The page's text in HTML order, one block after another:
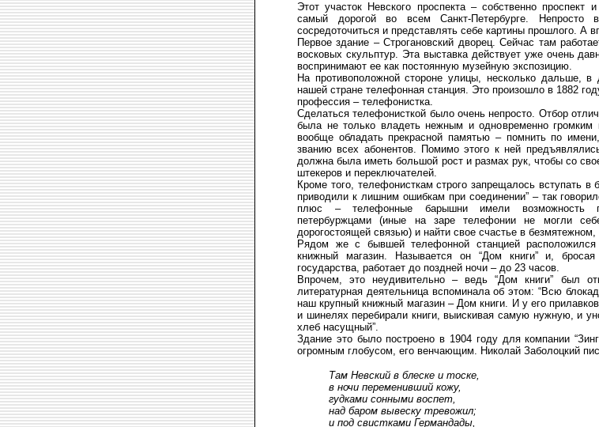
Этот участок Невского проспекта – собственно
самый дорогой во всем Санкт-Петербурге.
сосредоточиться и представлять себе картины прошлого. А
Первое здание – Строгановский дворец. Сейчас там
восковых скульптур. Эта выставка действует уже очень
воспринимают ее как постоянную музейную экспозицию.
На противоположной стороне улицы, несколько
нашей стране телефонная станция. Это произошло в 1882
профессия – телефонистка.
Сделаться телефонисткой было очень непросто. Отбор
была не только владеть нежным и одновременно громким
вообще обладать прекрасной памятью – помнить по
званию всех абонентов. Помимо этого к ней
должна была иметь большой рост и размах рук, чтобы со
штекеров и переключателей.
Кроме того, телефонисткам строго запрещалось вступать
приводили к лишним ошибкам при соединении” – так
плюс – телефонные барышни имели возможность
петербуржцами (иные на заре телефонии не могли
дорогостоящей связью) и найти свое счастье в
Рядом же с бывшей телефонной станцией расположился
книжный магазин. Называется он “Дом книги” и,
государства, работает до поздней ночи – до 23 часов.
Впрочем, это неудивительно – ведь “Дом книги” был
литературная деятельница вспоминала об этом: “Всю
наш крупный книжный магазин – Дом книги. И у его
и шинелях перебирали книги, выискивая самую нужную, и
хлеб насущный”.
Здание это было построено в 1904 году для компании
огромным глобусом, его венчающим. Николай Заболоцкий
Там Невский в блеске и тоске,
в ночи переменивший кожу,
гудками сонными воспет,
над баром вывеску тревожил;
и под свистками Германдады,